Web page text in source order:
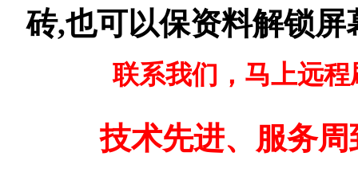
砖,也可以保资料解锁
联系我们，马上远
技术先进、服务